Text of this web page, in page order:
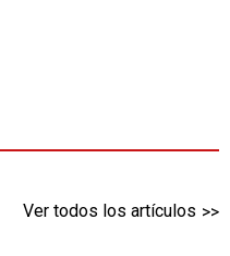
Ver todos los artículos